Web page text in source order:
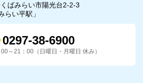
ばみらい市陽光台2-2-3
らい平駅」
0297-38-6900
～21：00（日曜日・月曜日 休み）